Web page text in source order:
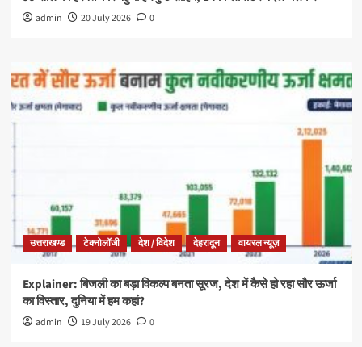
admin 20 July 2026 0
उत्तराखण्ड टेक्नोलॉजी देश / विदेश देहरादून वायरल न्यूज़
Explainer: बिजली का बड़ा विकल्प बनता सूरज, देश में कैसे हो रहा सौर ऊर्जा
का विस्तार, दुनिया में हम कहां?
admin 19 July 2026 0